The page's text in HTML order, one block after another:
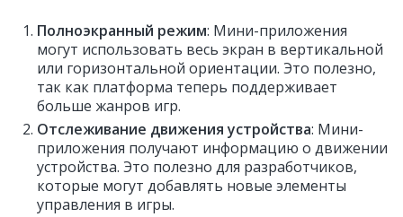
Полноэкранный режим: Мини-приложения
могут использовать весь экран в вертикальной
или горизонтальной ориентации. Это полезно,
так как платформа теперь поддерживает
больше жанров игр.
Отслеживание движения устройства: Мини-
приложения получают информацию о движении
устройства. Это полезно для разработчиков,
которые могут добавлять новые элементы
управления в игры.